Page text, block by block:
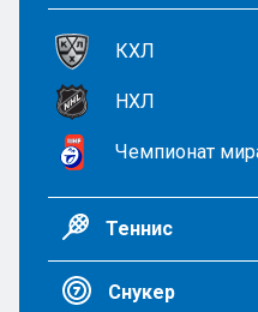
КХЛ
НХЛ
Чемпионат
Теннис
Снукер